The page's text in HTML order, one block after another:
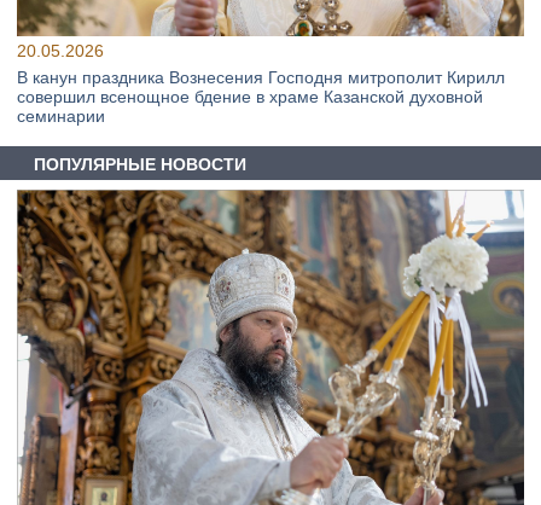
20.05.2026
В канун праздника Вознесения Господня митрополит Кирилл
совершил всенощное бдение в храме Казанской духовной
семинарии
ПОПУЛЯРНЫЕ НОВОСТИ